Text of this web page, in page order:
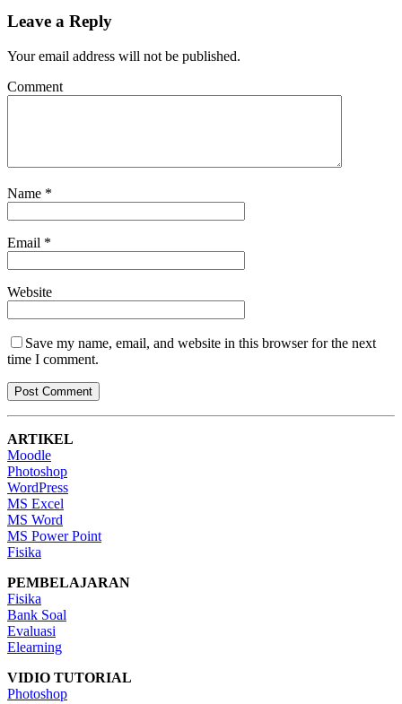
Leave a Reply
Your email address will not be published.
Comment
Name *
Email *
Website
Save my name, email, and website in this browser for the next
time I comment.
ARTIKEL
Moodle
Photoshop
WordPress
MS Excel
MS Word
MS Power Point
Fisika
PEMBELAJARAN
Fisika
Bank Soal
Evaluasi
Elearning
VIDIO TUTORIAL
Photoshop